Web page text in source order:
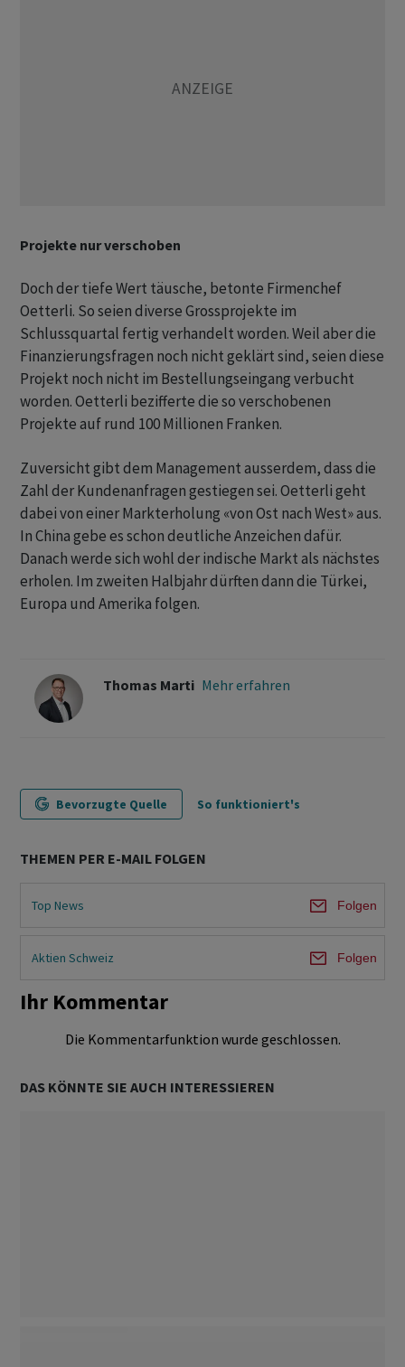
Projekte nur verschoben
Doch der tiefe Wert täusche, betonte Firmenchef
Oetterli. So seien diverse Grossprojekte im
Schlussquartal fertig verhandelt worden. Weil aber die
Finanzierungsfragen noch nicht geklärt sind, seien diese
Projekt noch nicht im Bestellungseingang verbucht
worden. Oetterli bezifferte die so verschobenen
Projekte auf rund 100 Millionen Franken.
Zuversicht gibt dem Management ausserdem, dass die
Zahl der Kundenanfragen gestiegen sei. Oetterli geht
dabei von einer Markterholung «von Ost nach West» aus.
In China gebe es schon deutliche Anzeichen dafür.
Danach werde sich wohl der indische Markt als nächstes
erholen. Im zweiten Halbjahr dürften dann die Türkei,
Europa und Amerika folgen.
Thomas Marti Mehr erfahren
Bevorzugte Quelle So funktioniert's
THEMEN PER E-MAIL FOLGEN
Top News Folgen
Aktien Schweiz Folgen
Ihr Kommentar
Die Kommentarfunktion wurde geschlossen.
DAS KÖNNTE SIE AUCH INTERESSIEREN